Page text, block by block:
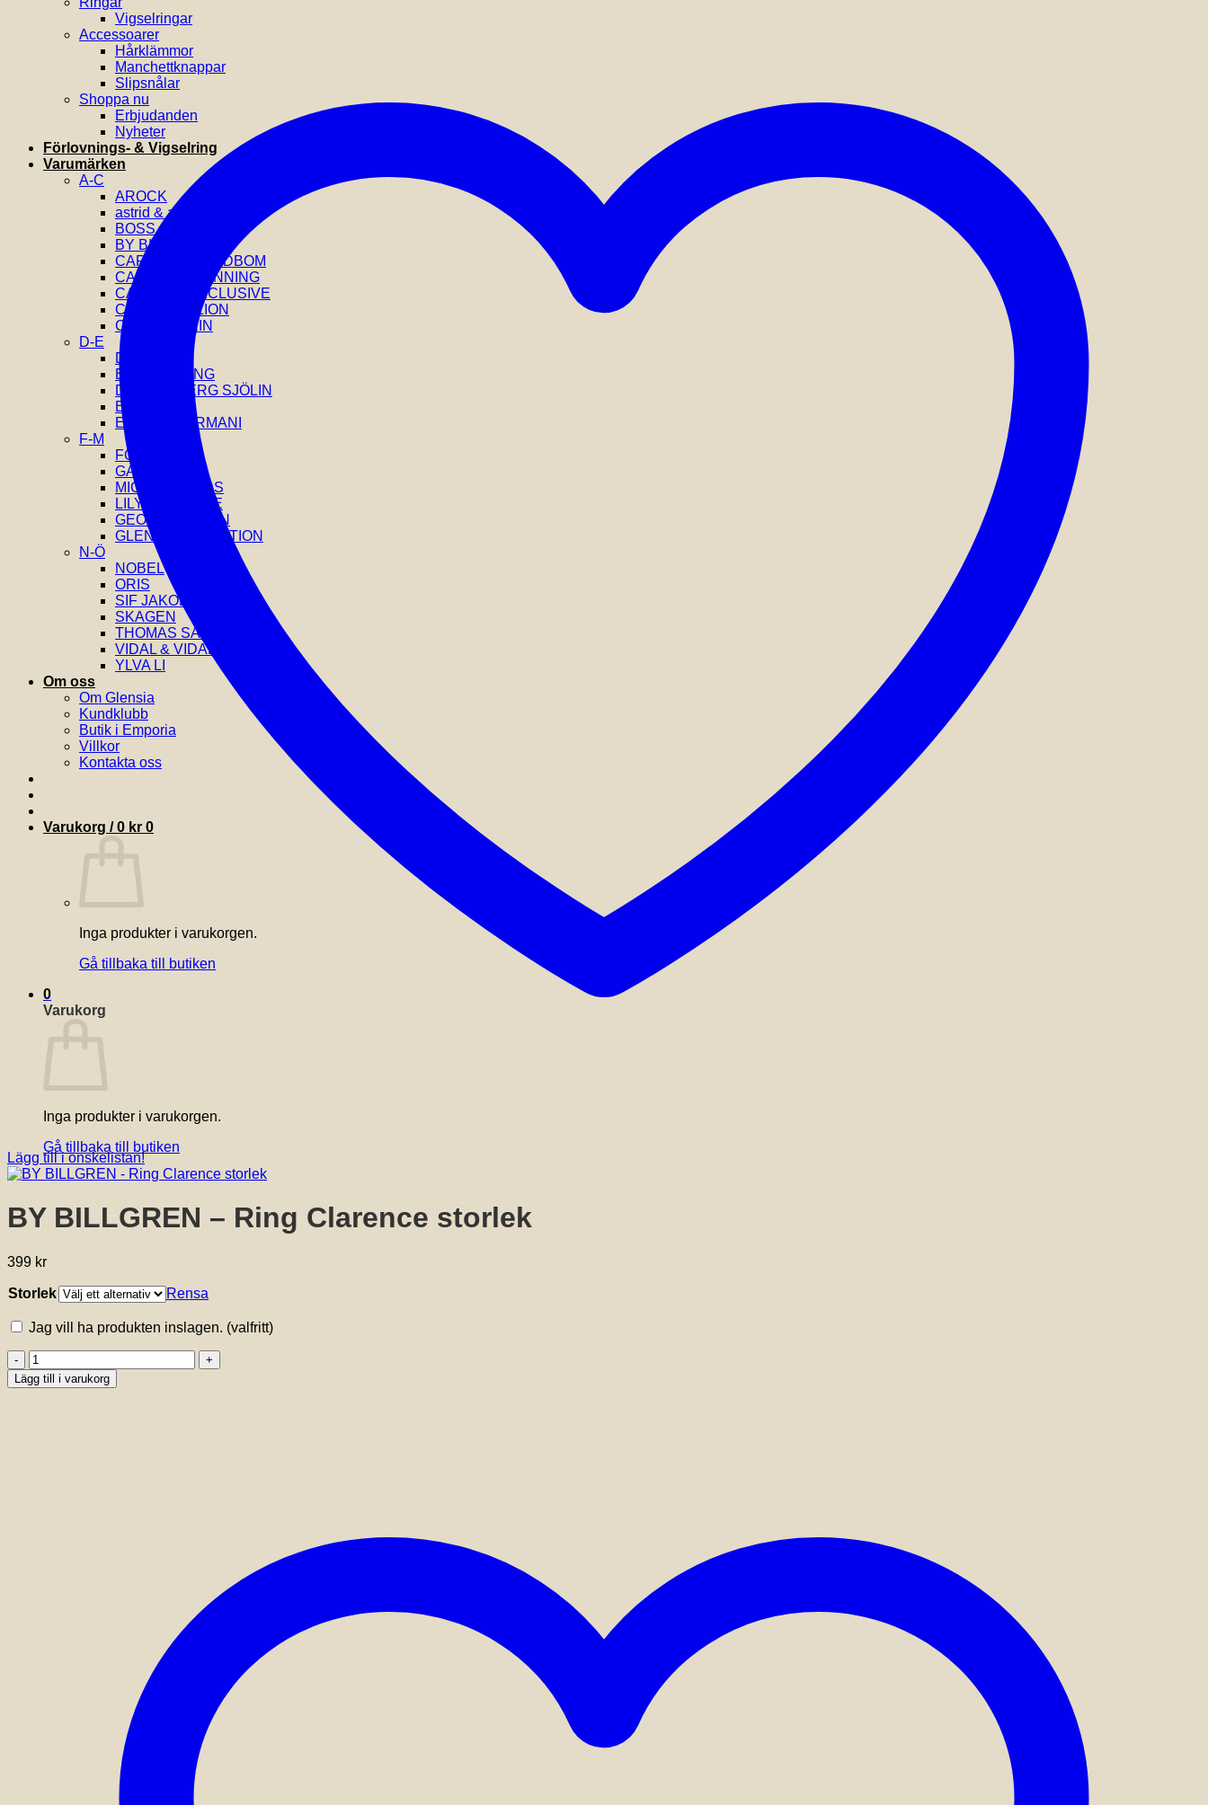
Vigselringar
Accessoarer
Hårklämmor
Manchettknappar
Slipsnålar
Shoppa nu
Erbjudanden
Nyheter
Förlovnings- & Vigselring
Varumärken
A-C
AROCK
astrid & agnes
BOSS
BY BILLGREN
CAROLINE SVEDBOM
CAROLINA GYNNING
CATWALK EXCLUSIVE
COEUR DE LION
CALVIN KLEIN
D-E
DIESEL
EFVA ATTLING
DRAKENBERG SJÖLIN
EDBLAD
EMPORIO ARMANI
F-M
FOSSIL
GANT
MICHAEL KORS
LILY AND ROSE
GEORG JENSEN
GLENSIA SELECTION
N-Ö
NOBEL
ORIS
SIF JAKOBS
SKAGEN
THOMAS SABO
VIDAL & VIDAL
YLVA LI
Om oss
Om Glensia
Kundklubb
Butik i Emporia
Villkor
Kontakta oss
Varukorg /0 kr 0
Inga produkter i varukorgen.
Gå tillbaka till butiken
0
Varukorg
Inga produkter i varukorgen.
Gå tillbaka till butiken
Lägg till i önskelistan!
BY BILLGREN – Ring Clarence storlek
399 kr
Storlek Rensa
Jag vill ha produkten inslagen. (valfritt)
BY
BILLGREN
-
Lägg till i varukorg